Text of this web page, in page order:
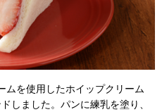
ムを使用したホイップクリーム
しました。パンに練乳を塗り、